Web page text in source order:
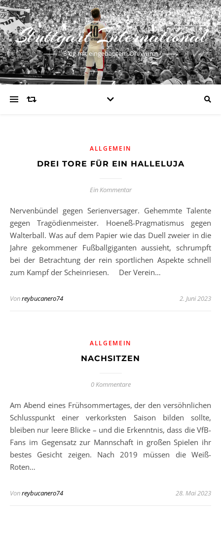
Stuttgart International
Blog mit eingebautem Ohrwurm
ALLGEMEIN
DREI TORE FÜR EIN HALLELUJA
Ein Kommentar
Nervenbündel gegen Serienversager. Gehemmte Talente
gegen Tragödienmeister. Hoeneß-Pragmatismus gegen
Walterball. Was auf dem Papier wie das Duell zweier in die
Jahre gekommener Fußballgiganten aussieht, schrumpft
bei der Betrachtung der rein sportlichen Aspekte schnell
zum Kampf der Scheinriesen. Der Verein…
Vonreybucanero74 2. Juni 2023
ALLGEMEIN
NACHSITZEN
0 Kommentare
Am Abend eines Frühsommertages, der den versöhnlichen
Schlusspunkt einer verkorksten Saison bilden sollte,
bleiben nur leere Blicke – und die Erkenntnis, dass die VfB-
Fans im Gegensatz zur Mannschaft in großen Spielen ihr
bestes Gesicht zeigen. Nach 2019 müssen die Weiß-
Roten…
Vonreybucanero74 28. Mai 2023